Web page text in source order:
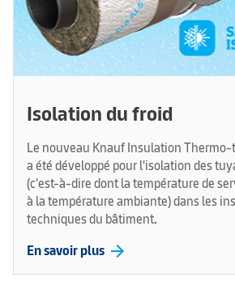
Isolation du froid
Le nouveau Knauf Insulation Thermo-
a été développé pour l'isolation des
(c'est-à-dire dont la température de
à la température ambiante) dans les
techniques du bâtiment.
En savoir plus arrow_forward